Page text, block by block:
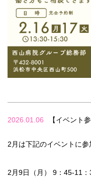
2026.01.06 【イベント
2月は下記のイベントに参
2月9日（月） 9：45-11